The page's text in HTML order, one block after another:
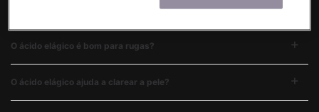
O que faz o ácido elágico para a pele?
O ácido elágico é bom para rugas?
O ácido elágico ajuda a clarear a pele?